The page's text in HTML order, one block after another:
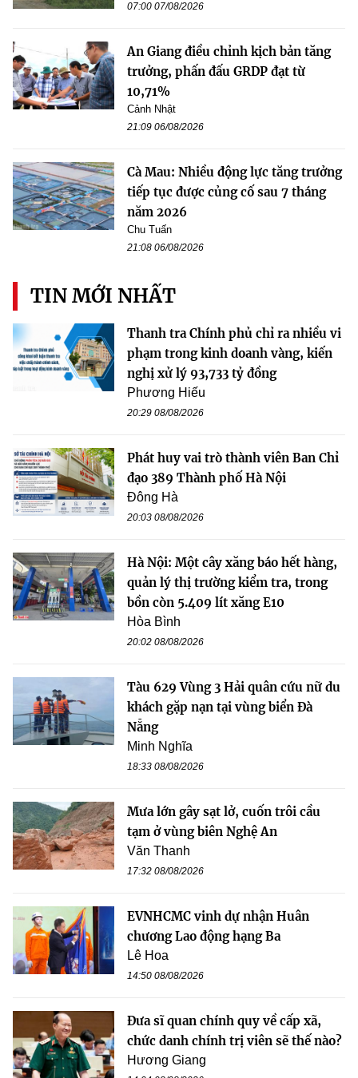
07:00 07/08/2026
An Giang điều chỉnh kịch bản tăng
trưởng, phấn đấu GRDP đạt từ
10,71%
Cảnh Nhật
21:09 06/08/2026
Cà Mau: Nhiều động lực tăng trưởng
tiếp tục được củng cố sau 7 tháng
năm 2026
Chu Tuấn
21:08 06/08/2026
TIN MỚI NHẤT
Thanh tra Chính phủ chỉ ra nhiều vi
phạm trong kinh doanh vàng, kiến
nghị xử lý 93,733 tỷ đồng
Phương Hiếu
20:29 08/08/2026
Phát huy vai trò thành viên Ban Chỉ
đạo 389 Thành phố Hà Nội
Đông Hà
20:03 08/08/2026
Hà Nội: Một cây xăng báo hết hàng,
quản lý thị trường kiểm tra, trong
bồn còn 5.409 lít xăng E10
Hòa Bình
20:02 08/08/2026
Tàu 629 Vùng 3 Hải quân cứu nữ du
khách gặp nạn tại vùng biển Đà
Nẵng
Minh Nghĩa
18:33 08/08/2026
Mưa lớn gây sạt lở, cuốn trôi cầu
tạm ở vùng biên Nghệ An
Văn Thanh
17:32 08/08/2026
EVNHCMC vinh dự nhận Huân
chương Lao động hạng Ba
Lê Hoa
14:50 08/08/2026
Đưa sĩ quan chính quy về cấp xã,
chức danh chính trị viên sẽ thế nào?
Hương Giang